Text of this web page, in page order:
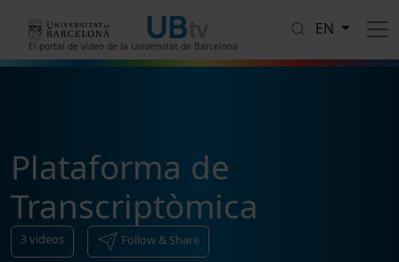
El portal de vídeo de la Universitat de Barcelona
EN
Plataforma de
Transcriptòmica
3videos Follow & Share